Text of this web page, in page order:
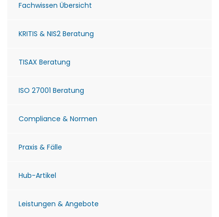
Fachwissen Übersicht
KRITIS & NIS2 Beratung
TISAX Beratung
ISO 27001 Beratung
Compliance & Normen
Praxis & Fälle
Hub-Artikel
Leistungen & Angebote